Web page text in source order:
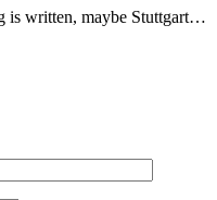
is written, maybe Stuttgart…